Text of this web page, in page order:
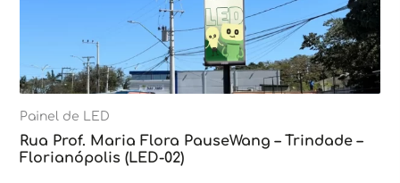
Painel de LED
Rua Prof. Maria Flora PauseWang – Trindade –
Florianópolis (LED-02)